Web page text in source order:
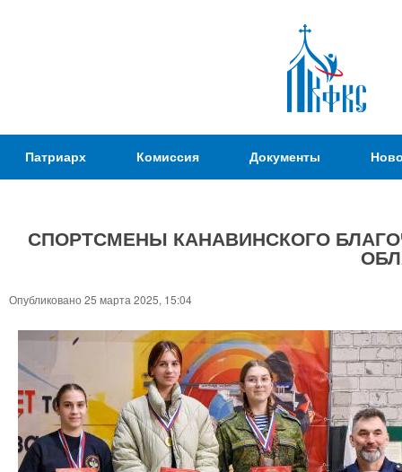
Патриаршая
Комиссия
вопросам
физической
спорта
Патриарх Комиссия Документы
здесь
СПОРТСМЕНЫ КАНАВИНСКОГО
Опубликовано 25 марта 2025, 15:04